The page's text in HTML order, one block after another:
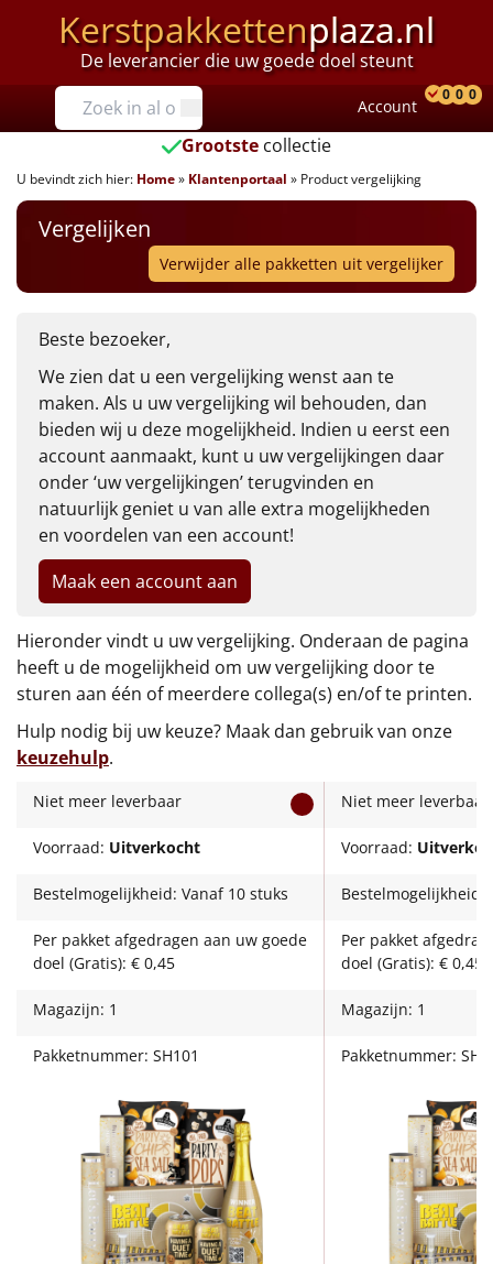
Kerstpakkettenplaza.nl
De leverancier die uw goede doel steunt
Prijzen
Tot €25
€25 tot €35
€35 tot €40
€40 tot €45
€45 tot €50
€50 tot €55
€55 tot €75
€75 tot €100
€100 en hoger
Alle kerstpakketten 2026
Thema
Origineel
Rituals
Luxe
Duurzaam
Leuke
Alle thema's
Artikel
Account
0 0 0
Grootste collectie
U bevindt zich hier: Home» Klantenportaal » Product vergelijking
Vergelijken
Verwijder alle pakketten uit vergelijker
Beste bezoeker,
We zien dat u een vergelijking wenst aan te
maken. Als u uw vergelijking wil behouden, dan
bieden wij u deze mogelijkheid. Indien u eerst een
account aanmaakt, kunt u uw vergelijkingen daar
onder ‘uw vergelijkingen’ terugvinden en
natuurlijk geniet u van alle extra mogelijkheden
en voordelen van een account!
Maak een account aan
Hieronder vindt u uw vergelijking. Onderaan de pagina
heeft u de mogelijkheid om uw vergelijking door te
sturen aan één of meerdere collega(s) en/of te printen.
Hulp nodig bij uw keuze? Maak dan gebruik van onze
keuzehulp.
Verlanglijst
Niet meer leverbaar
Voorraad: Uitverkocht
Bestelmogelijkheid: Vanaf 10 stuks
Per pakket afgedragen aan uw goede
doel (Gratis): € 0,45
Magazijn: 1
Pakketnummer: SH101
Niet meer leverbaar
Voorraad:
Bestelmogelijkheid:
Per pakket
doel (Gratis): € 0,45
Magazijn: 1
Pakketnummer: